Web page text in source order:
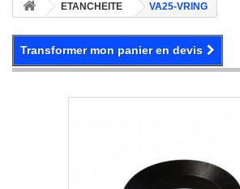
ETANCHEITE VA25-VRING
Transformer mon panier en devis